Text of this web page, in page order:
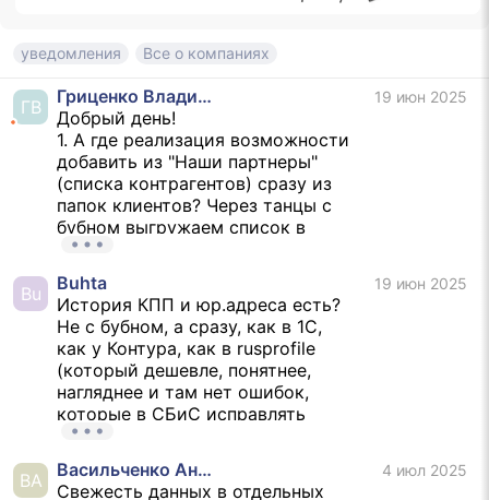
иноагентом
уведомления Все о компаниях
ГВ
Гриценко Владимир
Добрый день!
1. А где реализация возможности
добавить из "Наши партнеры"
(списка контрагентов) сразу из
папок клиентов? Через танцы с
бубном выгружаем список в
эксель и потом загружаем. Но
вот у меня прочитано из файла
было только 20 контрагентов,
остальные - нет.
2. Где возможность настройки
автоматического отслеживания
при добавлении в "наши
партнеры"? Сейчас только
вручную отмечать "следить". Но
карточки и "отслеживать" они
вручную не ставят. Триггер
19 июн 2025
Bu
Buhta
История КПП и юр.адреса есть?
Не с бубном, а сразу, как в 1С,
как у Контура, как в rusprofile
(который дешевле, понятнее,
нагляднее и там нет ошибок,
которые в СБиС исправлять
обращениями теряя свое время
или вообще получить ответ, что
сама организация, которая уже 5
19 июн 2025
ВА
Васильченко Андрей
Свежесть данных в отдельных
4 июл 2025